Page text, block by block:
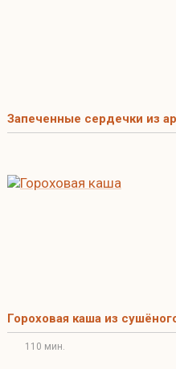
Запеченные сердечки из
Гороховая каша из
110 мин.